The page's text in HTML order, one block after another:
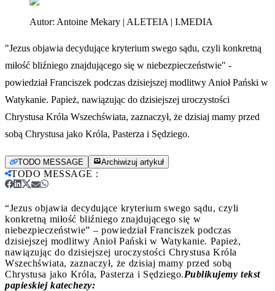
Autor: Antoine Mekary | ALETEIA | I.MEDIA
"Jezus objawia decydujące kryterium swego sądu, czyli konkretną
miłość bliźniego znajdującego się w niebezpieczeństwie" -
powiedział Franciszek podczas dzisiejszej modlitwy Anioł Pański w
Watykanie. Papież, nawiązując do dzisiejszej uroczystości
Chrystusa Króla Wszechświata, zaznaczył, że dzisiaj mamy przed
sobą Chrystusa jako Króla, Pasterza i Sędziego.
TODO MESSAGE Archiwizuj artykuł
TODO MESSAGE :
“Jezus objawia decydujące kryterium swego sądu, czyli
konkretną miłość bliźniego znajdującego się w
niebezpieczeństwie” – powiedział Franciszek podczas
dzisiejszej modlitwy Anioł Pański w Watykanie. Papież,
nawiązując do dzisiejszej uroczystości Chrystusa Króla
Wszechświata, zaznaczył, że dzisiaj mamy przed sobą
Chrystusa jako Króla, Pasterza i Sędziego.Publikujemy tekst
papieskiej katechezy: